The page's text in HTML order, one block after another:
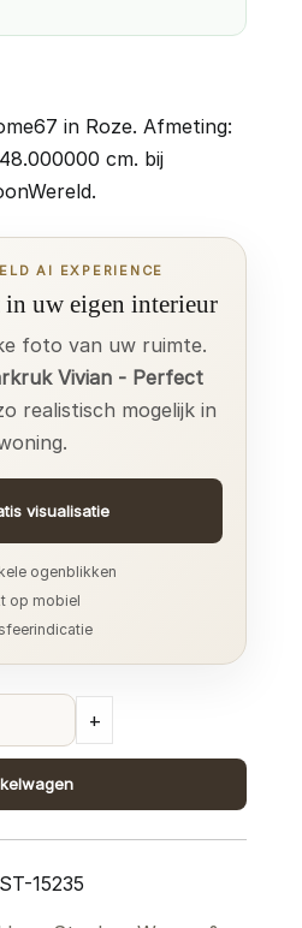
in Roze. Afmeting:
cm. bij
AI EXPERIENCE
uw eigen interieur
foto van uw ruimte.
Vivian - Perfect
realistisch mogelijk in
visualisatie
ogenblikken
op mobiel
+
ST-15235